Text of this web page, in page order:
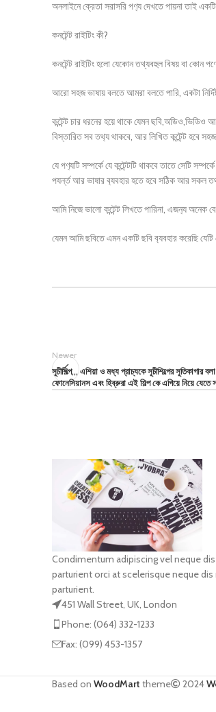
অনলাইনে ক্রেতা সরাসরি পণ‍্য দেখতে পায়না তাই
কনটেন্ট রাইটিং কী?
কনটেন্ট রাইটিং হলো যেকোন তথ্যবহুল বিষয় বা কোন
আরো সহজ ভাষায় বলতে আমরা বলতে পারি, একটা
কন্টেন্ট চার ধরনের হয়ে থাকে যেমন
বিস্তারিত সব তথ‍্য থাকবে, আর লিখিত কন্টেন্ট হবে
যে পণ‍্যটি সম্পর্কে যে কন্টেন্টটি থাকবে তাতে সেটি
পযর্ন্ত আর ভাষার ব‍্যবহার হতে হবে সঠিক আর সকল
আমি নিজে ভালো কন্টেন্ট লিখতে পারিনা, এজন‍্য অনেক
যেমন আমি ছবিতে এমন একটি ছবি ব‍্যবহার করেছি
Newer
সূচীশিল্প,,, এশিয়া ও মধ্য প্রাচ্যকে সূচীশিল্পের সূতিকাগার
ফোনেসিয়ানস এবং হিব্রুরা এই শিল্প কে এগিয়ে নিয়ে যেতে
Condimentum adipiscing vel neque
parturient orci at scelerisque neque dis
parturient.
451 Wall Street, UK, London
Phone: (064) 332-1233
Fax: (099) 453-1357
Based on WoodMart theme 2024